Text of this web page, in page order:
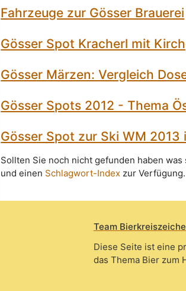
Fahrzeuge zur Gösser Brauerei
Gösser Spot Kracherl mit
Gösser Märzen: Vergleich
Gösser Spots 2012 - Thema
Gösser Spot zur Ski WM
Sollten Sie noch nicht gefunden haben
und einen Schlagwort-Index zur Verfügung.
Team
Diese Seite ist eine
das Thema Bier zum